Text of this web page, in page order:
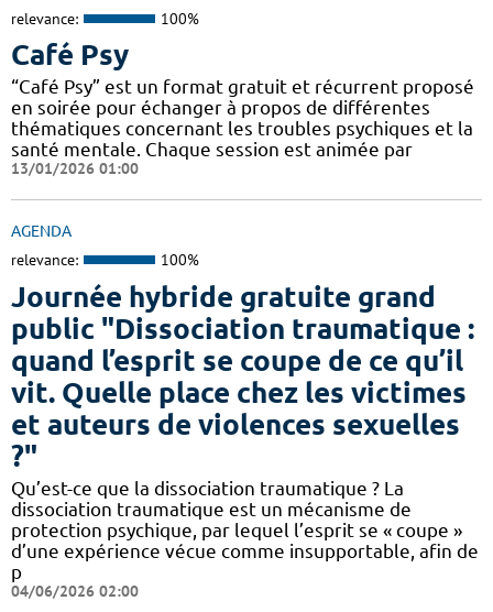
relevance: 100%
Café Psy
“Café Psy” est un format gratuit et récurrent proposé
en soirée pour échanger à propos de différentes
thématiques concernant les troubles psychiques et la
santé mentale. Chaque session est animée par
13/01/2026 01:00
AGENDA
relevance: 100%
Journée hybride gratuite grand
public "Dissociation traumatique :
quand l’esprit se coupe de ce qu’il
vit. Quelle place chez les victimes
et auteurs de violences sexuelles
?"
Qu’est-ce que la dissociation traumatique ? La
dissociation traumatique est un mécanisme de
protection psychique, par lequel l’esprit se « coupe »
d’une expérience vécue comme insupportable, afin de
p
04/06/2026 02:00